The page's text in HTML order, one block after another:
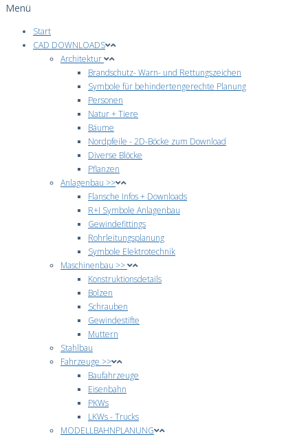
Menü
Start
CAD DOWNLOADS
Architektur
Brandschutz- Warn- und Rettungszeichen
Symbole für behindertengerechte Planung
Personen
Natur + Tiere
Bäume
Nordpfeile - 2D-Böcke zum Download
Diverse Blöcke
Pflanzen
Anlagenbau >>
Flansche Infos + Downloads
R+I Symbole Anlagenbau
Gewindefittings
Rohrleitungsplanung
Symbole Elektrotechnik
Maschinenbau >>
Konstruktionsdetails
Bolzen
Schrauben
Gewindestifte
Muttern
Stahlbau
Fahrzeuge >>
Baufahrzeuge
Eisenbahn
PKWs
LKWs - Trucks
MODELLBAHNPLANUNG